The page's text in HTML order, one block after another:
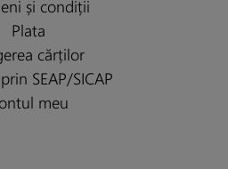
și condiții
Plata
cărților
SEAP/SICAP
meu